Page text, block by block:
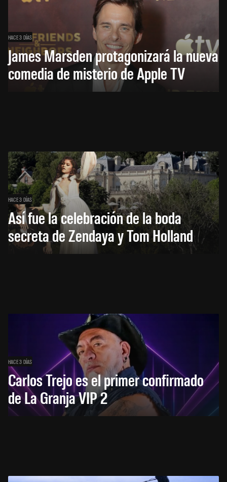
HACE 3 DÍAS
James Marsden protagonizará la nueva
comedia de misterio de Apple TV
HACE 3 DÍAS
Así fue la celebración de la boda
secreta de Zendaya y Tom Holland
HACE 3 DÍAS
Carlos Trejo es el primer confirmado
de La Granja VIP 2